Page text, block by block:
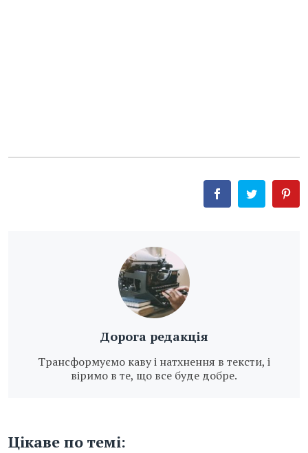
Дорога редакція
Трансформуємо каву і натхнення в тексти, і
віримо в те, що все буде добре.
Цікаве по темі: